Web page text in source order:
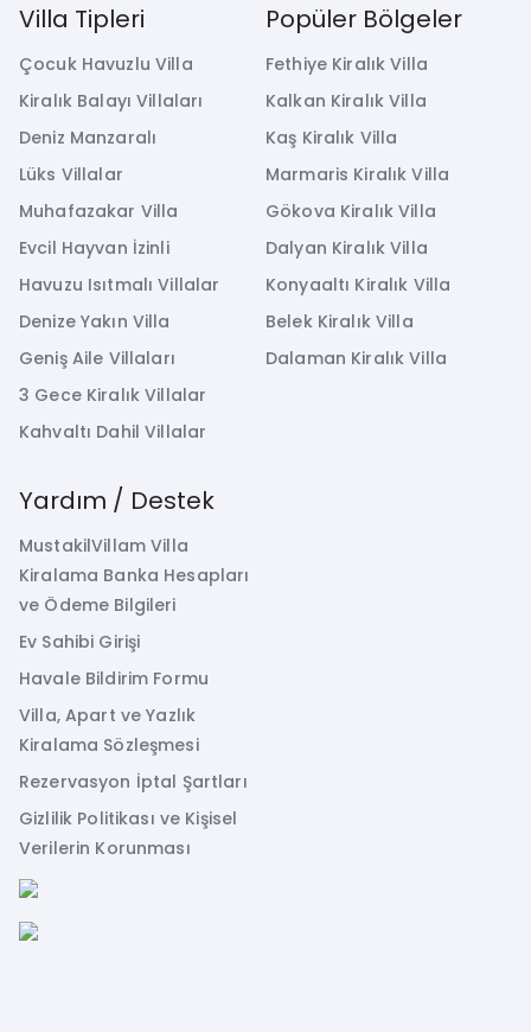
Villa Tipleri
Çocuk Havuzlu Villa
Kiralık Balayı Villaları
Deniz Manzaralı
Lüks Villalar
Muhafazakar Villa
Evcil Hayvan İzinli
Havuzu Isıtmalı Villalar
Denize Yakın Villa
Geniş Aile Villaları
3 Gece Kiralık Villalar
Kahvaltı Dahil Villalar
Popüler Bölgeler
Fethiye Kiralık Villa
Kalkan Kiralık Villa
Kaş Kiralık Villa
Marmaris Kiralık Villa
Gökova Kiralık Villa
Dalyan Kiralık Villa
Konyaaltı Kiralık Villa
Belek Kiralık Villa
Dalaman Kiralık Villa
Yardım / Destek
MustakilVillam Villa
Kiralama Banka Hesapları
ve Ödeme Bilgileri
Ev Sahibi Girişi
Havale Bildirim Formu
Villa, Apart ve Yazlık
Kiralama Sözleşmesi
Rezervasyon İptal Şartları
Gizlilik Politikası ve Kişisel
Verilerin Korunması